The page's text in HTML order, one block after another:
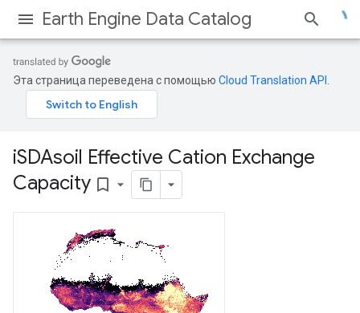
Earth Engine Data Catalog
Эта страница переведена с помощью Cloud Translation API
iSDAsoil Effective Cation Exchange
Capacity bookmark_border